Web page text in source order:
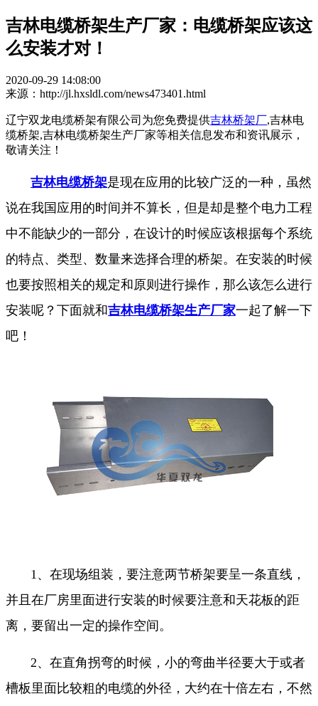
吉林电缆桥架生产厂家：电缆桥架应该这
么安装才对！
2020-09-29 14:08:00
来源：http://jl.hxsldl.com/news473401.html
辽宁双龙电缆桥架有限公司为您免费提供吉林桥架厂,吉林电
缆桥架,吉林电缆桥架生产厂家等相关信息发布和资讯展示，
敬请关注！
吉林电缆桥架是现在应用的比较广泛的一种，虽然
说在我国应用的时间并不算长，但是却是整个电力工程
中不能缺少的一部分，在设计的时候应该根据每个系统
的特点、类型、数量来选择合理的桥架。在安装的时候
也要按照相关的规定和原则进行操作，那么该怎么进行
安装呢？下面就和吉林电缆桥架生产厂家一起了解一下
吧！
1、在现场组装，要注意两节桥架要呈一条直线，
并且在厂房里面进行安装的时候要注意和天花板的距
离，要留出一定的操作空间。
2、在直角拐弯的时候，小的弯曲半径要大于或者
槽板里面比较粗的电缆的外径，大约在十倍左右，不然